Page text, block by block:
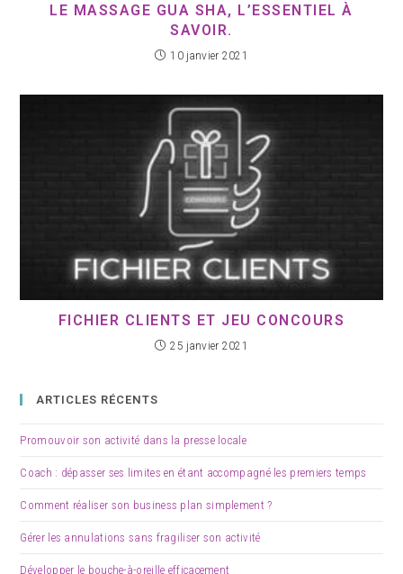
LE MASSAGE GUA SHA, L’ESSENTIEL À
SAVOIR.
10 janvier 2021
FICHIER CLIENTS ET JEU CONCOURS
25 janvier 2021
ARTICLES RÉCENTS
Promouvoir son activité dans la presse locale
Coach : dépasser ses limites en étant accompagné les premiers temps
Comment réaliser son business plan simplement ?
Gérer les annulations sans fragiliser son activité
Développer le bouche-à-oreille efficacement